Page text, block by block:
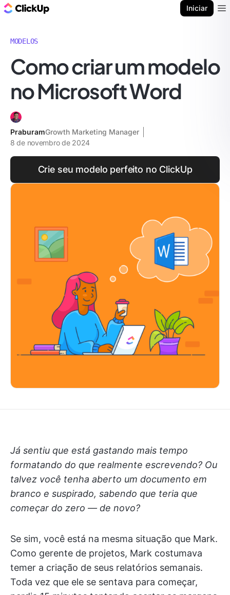
Iniciar
MODELOS
Como criar um modelo
no Microsoft Word
PraburamGrowth Marketing Manager
8 de novembro de 2024
Crie seu modelo perfeito no ClickUp
Já sentiu que está gastando mais tempo
formatando do que realmente escrevendo? Ou
talvez você tenha aberto um documento em
branco e suspirado, sabendo que teria que
começar do zero — de novo?
Se sim, você está na mesma situação que Mark.
Como gerente de projetos, Mark costumava
temer a criação de seus relatórios semanais.
Toda vez que ele se sentava para começar,